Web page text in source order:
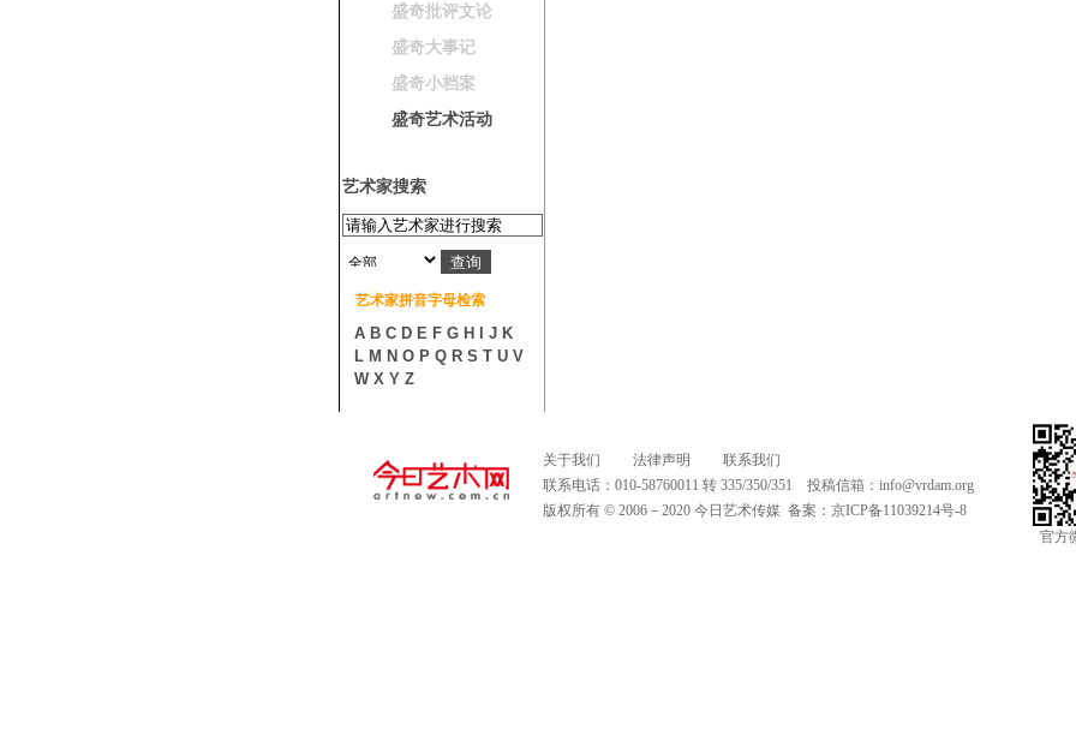
盛奇批评文论
盛奇大事记
盛奇小档案
盛奇艺术活动
艺术家搜索
艺术家拼音字母检索
A B C D E F G H J K
L M N O P Q R S T U V
W X Y Z
关于我们 法律声明
联系我们
联系电话：010-58760011 转 335/350/351 投稿信箱： info@vrdam.org
版权所有 © 2006－2020 今日艺术传媒 备案： 京ICP备11039214号-8
官方